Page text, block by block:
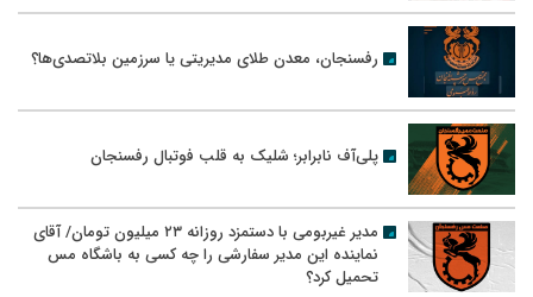
رفسنجان، معدن طلای مدیریتی یا سرزمین بلاتصدی‌ها؟
پلی‌آف نابرابر؛ شلیک به قلب فوتبال رفسنجان
مدیر غیربومی با دستمزد روزانه ۲۳ میلیون تومان/ آقای
نماینده این مدیر سفارشی را چه کسی به باشگاه مس
تحمیل کرد؟